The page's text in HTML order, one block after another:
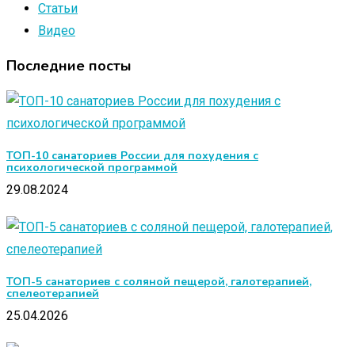
Статьи
Видео
Последние посты
ТОП-10 санаториев России для похудения с
психологической программой
29.08.2024
ТОП-5 санаториев с соляной пещерой, галотерапией,
спелеотерапией
25.04.2026